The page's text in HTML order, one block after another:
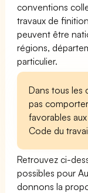
conventions
travaux de
peuvent être
régions,
particulier.
Dans tous les
pas
favorables
Code du
Retrouvez ci-
possibles pour
donnons la